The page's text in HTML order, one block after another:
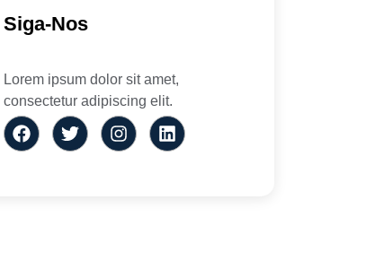
Siga-Nos
Lorem ipsum dolor sit amet,
consectetur adipiscing elit.